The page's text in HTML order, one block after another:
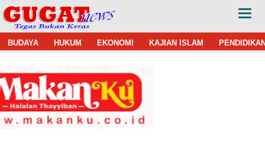
BUDAYA HUKUM EKONOMI KAJIAN ISLAM